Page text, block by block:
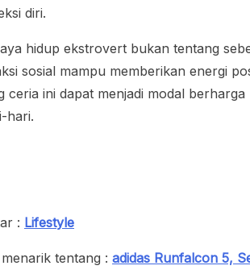
diri.
hidup ekstrovert bukan tentang
sosial mampu memberikan energi
ceria ini dapat menjadi modal
hari.
: Lifestyle
tentang : adidas Runfalcon 5,